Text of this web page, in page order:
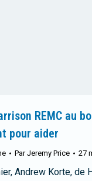
REMC au
pour aider
ParJeremy Price 27
Andrew Korte, de